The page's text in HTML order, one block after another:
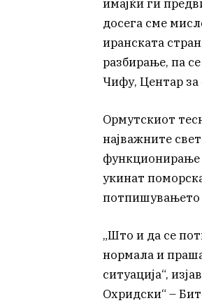
имајќи ги
досега сме
иранската
разбирање, па
Чифу, Центар
Ормутскиот
најважните
функционирање
укинат
потпишувањето
„Што и да се
нормала и
ситуација“,
Охридски“ –